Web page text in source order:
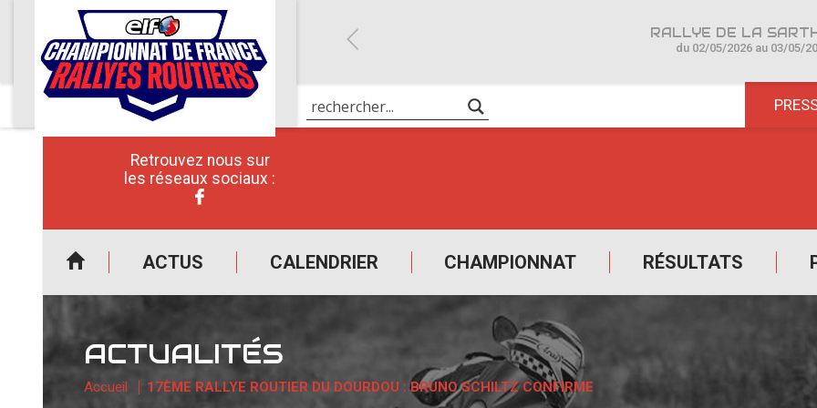
Retrouvez nous sur
les réseaux sociaux :
ACTUS CALENDRIER CHAMPIONNAT RÉSULTATS
du 02/05/2026 au 03/05/
ACTUALITÉS
Accueil 17ÈME RALLYE ROUTIER DU DOURDOU : BRUNO SCHILTZ CONFIRME